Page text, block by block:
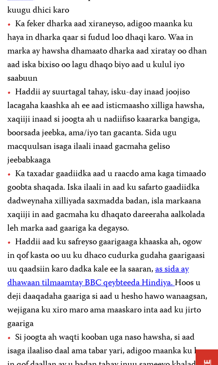
kuugu dhici karo
Ka feker dharka aad xiraneyso, adigoo maanka ku
haya in dharka qaar si fudud loo dhaqi karo. Waa in
marka ay hawsha dhamaato dharka aad xiratay oo dhan
aad iska bixiso oo lagu dhaqo biyo aad u kulul iyo
saabuun
Haddii ay suurtagal tahay, isku-day inaad joojiso
lacagaha kaashka ah ee aad isticmaasho xilliga hawsha,
xaqiiji inaad si joogta ah u nadiifiso kaararka bangiga,
boorsada jeebka, ama/iyo tan gacanta. Sida ugu
macquulsan isaga ilaali inaad gacmaha geliso
jeebabkaaga
Ka taxadar gaadiidka aad u raacdo ama kaga timaado
goobta shaqada. Iska ilaali in aad ku safarto gaadiidka
dadweynaha xilliyada saxmadda badan, isla markaana
xaqiiji in aad gacmaha ku dhaqato dareeraha aalkolada
leh marka aad gaariga ka degayso.
Haddii aad ku safreyso gaarigaaga khaaska ah, ogow
in qof kasta oo uu ku dhaco cudurka gudaha gaarigaasi
uu qaadsiin karo dadka kale ee la saaran,as sida ay
dhawaan tilmaamtay BBC qeybteeda Hindiya.Hoos u
deji daaqadaha gaariga si aad u hesho hawo wanaagsan,
wejigana ku xiro maro ama maaskaro inta aad ku jirto
gaariga
Si joogta ah waqti kooban uga naso hawsha, si aad
isaga ilaaliso daal ama tabar yari, adigoo maanka ku haya